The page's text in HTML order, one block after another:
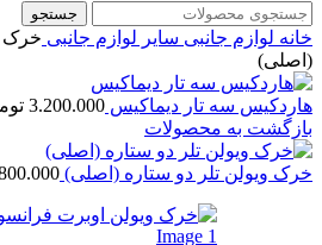
جستجو
خانه لوازم جانبی سایر لوازم جانبی خرک
(اصلی)
هاردکیس سه تار دیماکیس 3.200.000
بازگشت به محصولات
خرک ویولن تلر دو ستاره (اصلی)